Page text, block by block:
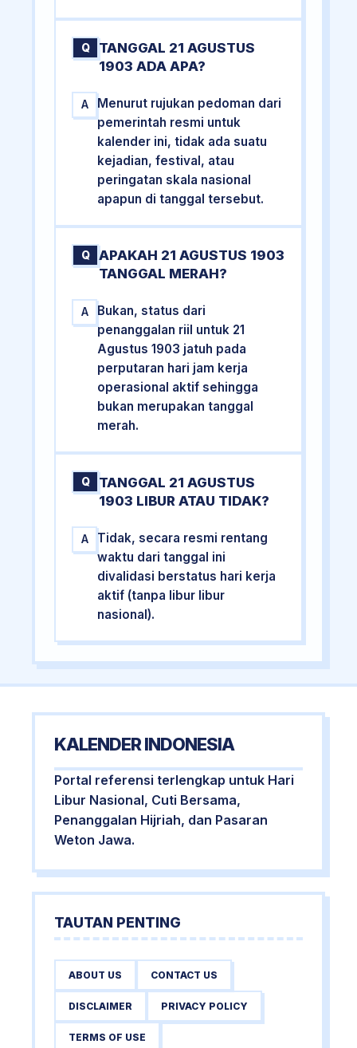
Q
TANGGAL 21 AGUSTUS
1903 ADA APA?
A
Menurut rujukan pedoman dari
pemerintah resmi untuk
kalender ini, tidak ada suatu
kejadian, festival, atau
peringatan skala nasional
apapun di tanggal tersebut.
Q
APAKAH 21 AGUSTUS 1903
TANGGAL MERAH?
A
Bukan, status dari
penanggalan riil untuk 21
Agustus 1903 jatuh pada
perputaran hari jam kerja
operasional aktif sehingga
bukan merupakan tanggal
merah.
Q
TANGGAL 21 AGUSTUS
1903 LIBUR ATAU TIDAK?
A
Tidak, secara resmi rentang
waktu dari tanggal ini
divalidasi berstatus hari kerja
aktif (tanpa libur libur
nasional).
KALENDER INDONESIA
Portal referensi terlengkap untuk Hari
Libur Nasional, Cuti Bersama,
Penanggalan Hijriah, dan Pasaran
Weton Jawa.
TAUTAN PENTING
ABOUT US CONTACT US
DISCLAIMER PRIVACY POLICY
TERMS OF USE